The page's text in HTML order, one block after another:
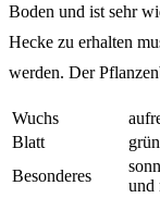
Boden und ist sehr
Hecke zu erhalten
werden. Der
Wuchs
Blatt
grün
Besonderes
und